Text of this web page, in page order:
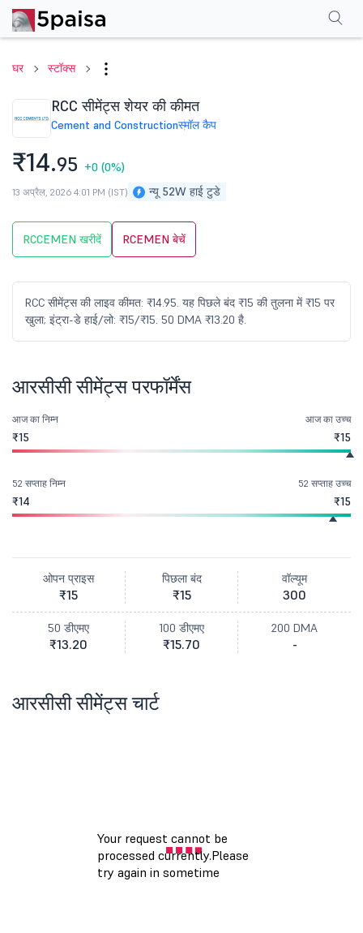
घर स्टॉक्स
RCC सीमेंट्स शेयर की कीमत
Cement and Constructionस्मॉल कैप
₹14.95 +0 (0%)
न्यू 52W हाई टुडे
13 अप्रैल, 2026 4:01 PM (IST)
RCCEMEN खरीदें RCEMEN बेचें
RCC सीमेंट्स की लाइव कीमत: ₹14.95. यह पिछले बंद ₹15 की तुलना में ₹15 पर
खुला; इंट्रा-डे हाई/लो: ₹15/₹15. 50 DMA ₹13.20 है.
परफॉर्मेंसफाइनेंशियल्स सामान्य प्रश्न
आरसीसी सीमेंट्स परफॉर्मेंस
आज का निम्न
₹15
आज का उच्च
₹15
52 सप्ताह निम्न
₹14
52 सप्ताह उच्च
₹15
ओपन प्राइस
₹15
पिछला बंद
₹15
वॉल्यूम
300
50 डीएमए
₹13.20
100 डीएमए
₹15.70
200 DMA
-
आरसीसी सीमेंट्स चार्ट